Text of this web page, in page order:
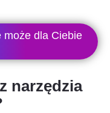
może dla Ciebie
narzędzia